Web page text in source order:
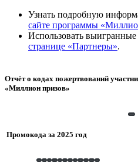
Узнать подробную
сайте программы
Использовать
странице «Партнеры».
Отчёт о кодах пожертвований
«Миллион призов»
Промокода за 2025 год